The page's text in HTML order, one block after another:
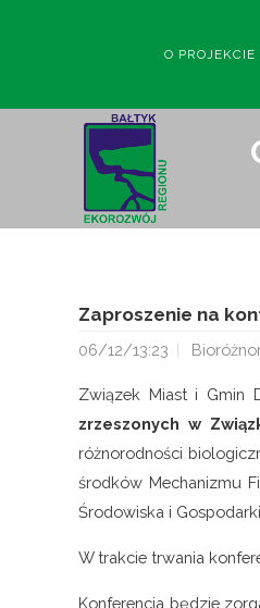
O PROJEKCIE
Zaproszenie na
06/12/13:23
Związek Miast i Gmin
zrzeszonych w
różnorodności
środków Mechanizmu
Środowiska i
W trakcie trwania
Konferencja będzie